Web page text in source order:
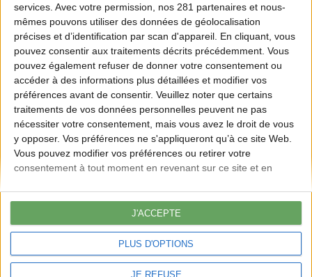
services. Avec votre permission, nos 281 partenaires et nous-
mêmes pouvons utiliser des données de géolocalisation
précises et d’identification par scan d'appareil. En cliquant, vous
pouvez consentir aux traitements décrits précédemment. Vous
pouvez également refuser de donner votre consentement ou
accéder à des informations plus détaillées et modifier vos
préférences avant de consentir. Veuillez noter que certains
traitements de vos données personnelles peuvent ne pas
nécessiter votre consentement, mais vous avez le droit de vous
y opposer. Vos préférences ne s'appliqueront qu’à ce site Web.
Vous pouvez modifier vos préférences ou retirer votre
consentement à tout moment en revenant sur ce site et en
PLUS D'OPTIONS
JE REFUSE
J'ACCEPTE
La viande de gibier française incarne ce que la nature offre de
meilleur : une alimentation locale, durable, respectueuse de la nature
et riche en goût.
Osez & Cuisinez
Osez la viande de gibier
Cuisinez sans cliché
Découvrez
Découvrez la marque-label
À propos
Foire aux questions (FAQ)
Espace presse